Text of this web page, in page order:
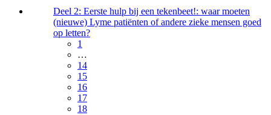
Deel 2: Eerste hulp bij een tekenbeet!: waar moeten
(nieuwe) Lyme patiënten of andere zieke mensen goed
op letten?
1
…
14
15
16
17
18